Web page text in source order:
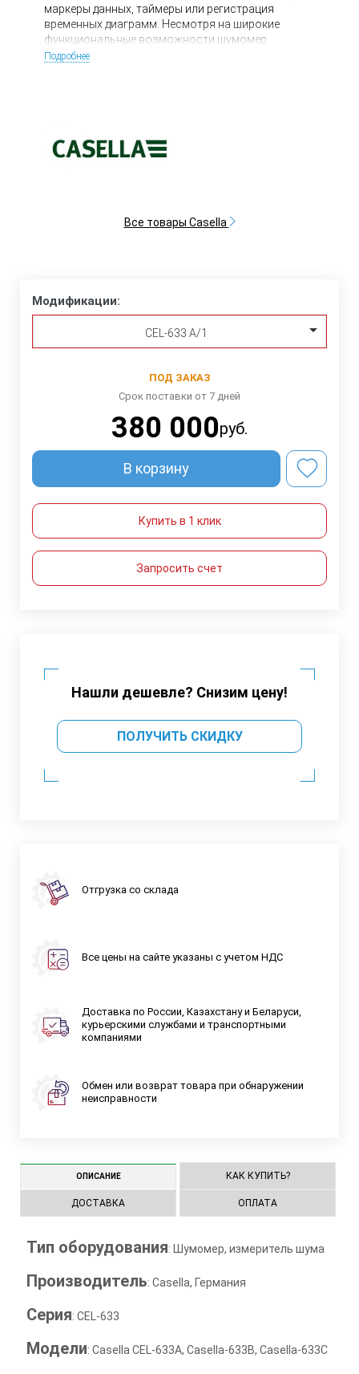
маркеры данных, таймеры или регистрация
временных диаграмм. Несмотря на широкие
функциональные возможности шумомер
остается чрезвычайно простым и удобным в
Подробнее
Все товары Casella
Модификации:
CEL-633 A/1
ПОД ЗАКАЗ
Срок поставки от 7 дней
380 000руб.
В корзину
Купить в 1 клик
Запросить счет
Нашли дешевле? Снизим цену!
ПОЛУЧИТЬ СКИДКУ
Отгрузка со склада
Все цены на сайте указаны с учетом НДС
Доставка по России, Казахстану и Беларуси,
курьерскими службами и транспортными
компаниями
Обмен или возврат товара при обнаружении
неисправности
ОПИСАНИЕ КАК КУПИТЬ?
ДОСТАВКА ОПЛАТА
Тип оборудования: Шумомер, измеритель шума
Производитель: Casella, Германия
Серия: CEL-633
Модели: Casella CEL-633А, Casella-633B, Casella-633C